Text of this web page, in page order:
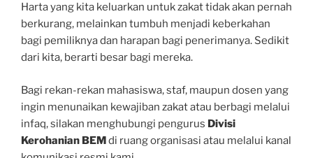
Harta yang kita keluarkan untuk zakat tidak akan pernah
berkurang, melainkan tumbuh menjadi keberkahan
bagi pemiliknya dan harapan bagi penerimanya. Sedikit
dari kita, berarti besar bagi mereka.
Bagi rekan-rekan mahasiswa, staf, maupun dosen yang
ingin menunaikan kewajiban zakat atau berbagi melalui
infaq, silakan menghubungi pengurus Divisi
Kerohanian BEMdi ruang organisasi atau melalui kanal